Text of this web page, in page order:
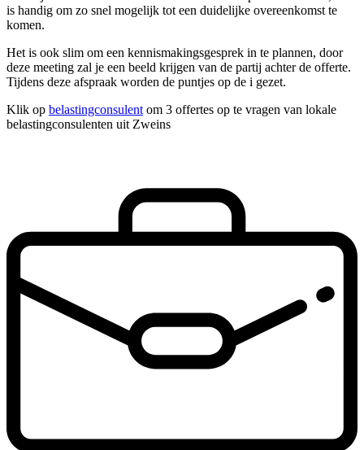
is handig om zo snel mogelijk tot een duidelijke overeenkomst te
komen.
Het is ook slim om een kennismakingsgesprek in te plannen, door
deze meeting zal je een beeld krijgen van de partij achter de offerte.
Tijdens deze afspraak worden de puntjes op de i gezet.
Klik op belastingconsulent om 3 offertes op te vragen van lokale
belastingconsulenten uit Zweins